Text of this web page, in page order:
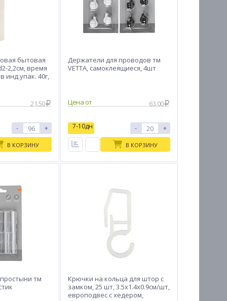
бытовая
2,2см, время
инд.упак. 40г,
21.50
- +
В КОРЗИНУ
Держатели для проводов тм
VETTA, самоклеящиеся, 4шт
Цена от 63.00
7-10дн - +
В КОРЗИНУ
тм
Крючки на кольца для штор с
замком, 25 шт, 3.5x1.4x0.9см/шт,
европодвес с хедером,